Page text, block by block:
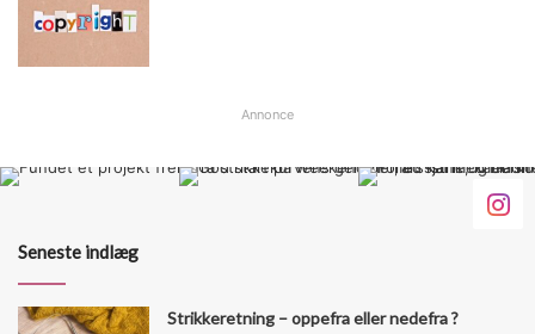
Annonce
Seneste indlæg
Strikkeretning – oppefra eller nedefra ?